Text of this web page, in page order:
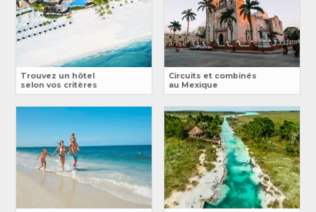
Trouvez un hôtel
selon vos critères
Circuits et combinés
au Mexique